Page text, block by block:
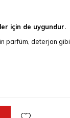
için de uygundur.
parfüm, deterjan gibi